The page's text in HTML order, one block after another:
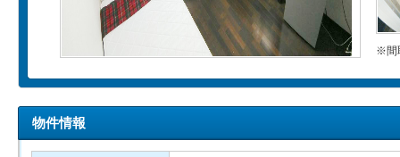
※間
物件情報